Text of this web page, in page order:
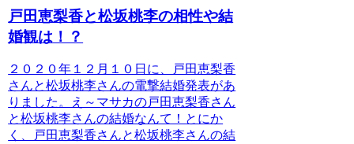
戸田恵梨香と松坂桃李の相性や結
婚観は！？
２０２０年１２月１０日に、戸田恵梨香
さんと松坂桃李さんの電撃結婚発表があ
りました。え～マサカの戸田恵梨香さん
と松坂桃李さんの結婚なんて！とにか
く、戸田恵梨香さんと松坂桃李さんの結